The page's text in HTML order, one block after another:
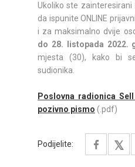
Ukoliko ste
da ispunite ONLINE
i za maksimalno dvije
do 28. listopada 2022.
mjesta (30), kako bi
sudionika.
Poslovna radionica
pozivno pismo (.pdf)
Podijelite: